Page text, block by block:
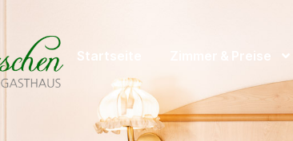
Startseite Zimmer & Preise